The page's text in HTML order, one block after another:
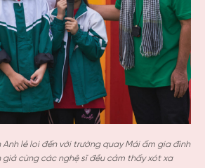
Anh lẻ loi đến với trường quay Mái ấm gia đình
giả cùng các nghệ sĩ đều cảm thấy xót xa